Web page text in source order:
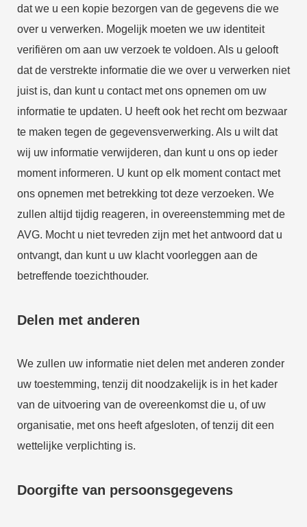
dat we u een kopie bezorgen van de gegevens die we
over u verwerken. Mogelijk moeten we uw identiteit
verifiëren om aan uw verzoek te voldoen. Als u gelooft
dat de verstrekte informatie die we over u verwerken niet
juist is, dan kunt u contact met ons opnemen om uw
informatie te updaten. U heeft ook het recht om bezwaar
te maken tegen de gegevensverwerking. Als u wilt dat
wij uw informatie verwijderen, dan kunt u ons op ieder
moment informeren. U kunt op elk moment contact met
ons opnemen met betrekking tot deze verzoeken. We
zullen altijd tijdig reageren, in overeenstemming met de
AVG. Mocht u niet tevreden zijn met het antwoord dat u
ontvangt, dan kunt u uw klacht voorleggen aan de
betreffende toezichthouder.
Delen met anderen
We zullen uw informatie niet delen met anderen zonder
uw toestemming, tenzij dit noodzakelijk is in het kader
van de uitvoering van de overeenkomst die u, of uw
organisatie, met ons heeft afgesloten, of tenzij dit een
wettelijke verplichting is.
Doorgifte van persoonsgegevens